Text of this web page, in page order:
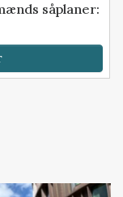
såplaner: